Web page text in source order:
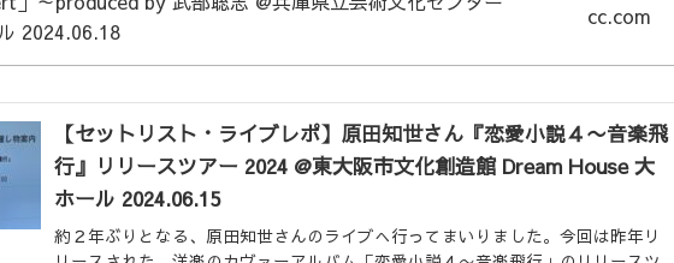
cc.com
【セットリスト・ライブレポ】原田知世さん『恋愛小説４〜音楽飛
行』リリースツアー 2024 @東大阪市文化創造館 Dream House 大
ホール 2024.06.15
約２年ぶりとなる、原田知世さんのライブへ行ってまいりました。今回は昨年リ